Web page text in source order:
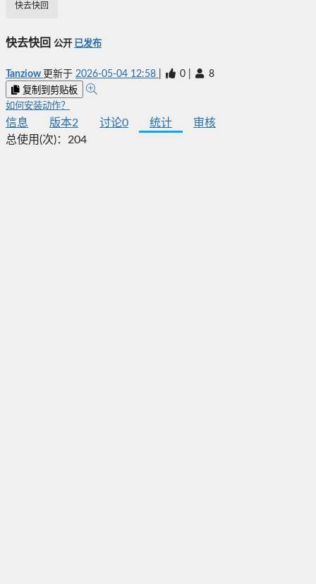
快去快回
快去快回 公开 已发布
Tanziow 更新于 2026-05-04 12:58 0 8
复制到剪贴板
如何安装动作？
信息 版本2 讨论0 统计
审核
总使用(次)： 204